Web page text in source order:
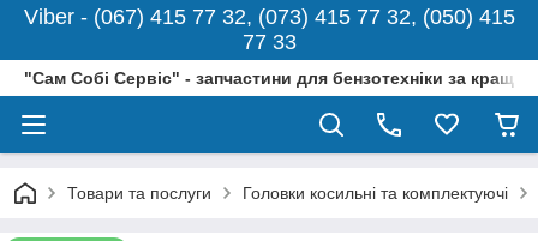
Viber - (067) 415 77 32, (073) 415 77 32, (050) 415
77 33
"Сам Собі Сервіс" - запчастини для бензотехніки за
Товари та послуги Головки косильні та комплектуючі